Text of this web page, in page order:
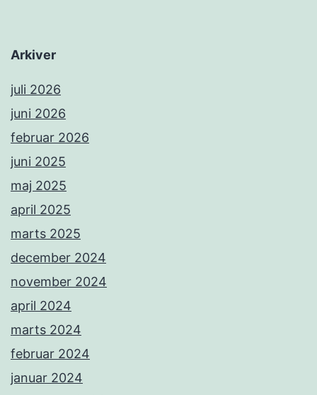
Arkiver
juli 2026
juni 2026
februar 2026
juni 2025
maj 2025
april 2025
marts 2025
december 2024
november 2024
april 2024
marts 2024
februar 2024
januar 2024